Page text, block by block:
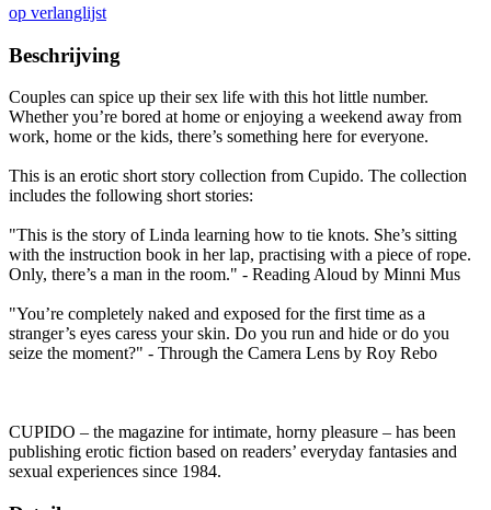
op verlanglijst
Beschrijving
Couples can spice up their sex life with this hot little number.
Whether you’re bored at home or enjoying a weekend away from
work, home or the kids, there’s something here for everyone.
This is an erotic short story collection from Cupido. The collection
includes the following short stories:
"This is the story of Linda learning how to tie knots. She’s sitting
with the instruction book in her lap, practising with a piece of rope.
Only, there’s a man in the room." - Reading Aloud by Minni Mus
"You’re completely naked and exposed for the first time as a
stranger’s eyes caress your skin. Do you run and hide or do you
seize the moment?" - Through the Camera Lens by Roy Rebo
CUPIDO – the magazine for intimate, horny pleasure – has been
publishing erotic fiction based on readers’ everyday fantasies and
sexual experiences since 1984.